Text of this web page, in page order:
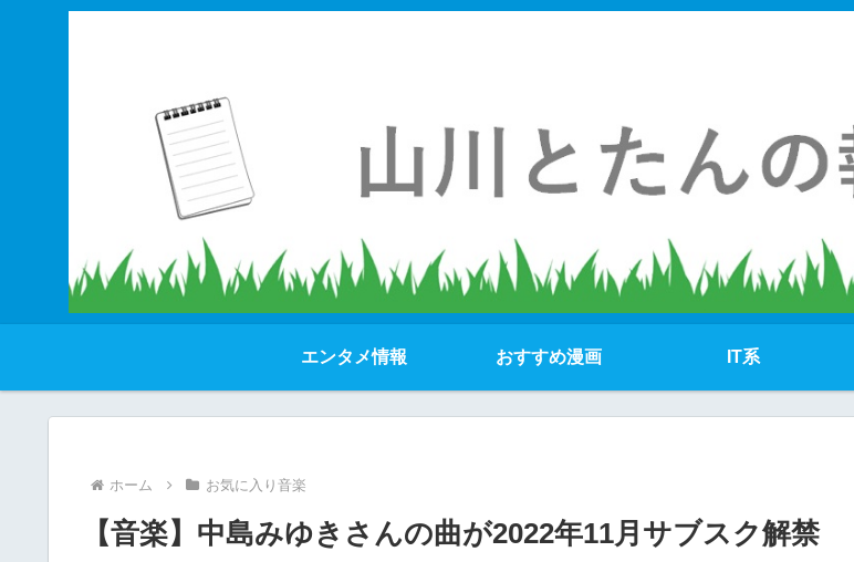
エンタメ情報 おすすめ漫画 IT系
ホーム お気に入り音楽
【音楽】中島みゆきさんの曲が2022年11月サブスク解禁